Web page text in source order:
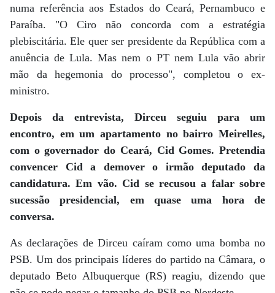
numa referência aos Estados do Ceará, Pernambuco e
Paraíba. "O Ciro não concorda com a estratégia
plebiscitária. Ele quer ser presidente da República com a
anuência de Lula. Mas nem o PT nem Lula vão abrir
mão da hegemonia do processo", completou o ex-
ministro.
Depois da entrevista, Dirceu seguiu para um
encontro, em um apartamento no bairro Meirelles,
com o governador do Ceará, Cid Gomes. Pretendia
convencer Cid a demover o irmão deputado da
candidatura. Em vão. Cid se recusou a falar sobre
sucessão presidencial, em quase uma hora de
conversa.
As declarações de Dirceu caíram como uma bomba no
PSB. Um dos principais líderes do partido na Câmara, o
deputado Beto Albuquerque (RS) reagiu, dizendo que